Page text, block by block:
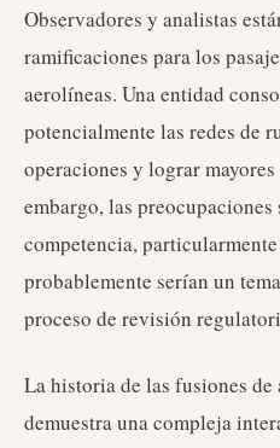
Observadores y analistas
ramificaciones para los
aerolíneas. Una entidad
potencialmente las redes de
operaciones y lograr
embargo, las
competencia,
probablemente serían un
proceso de revisión
La historia de las fusiones de
demuestra una compleja